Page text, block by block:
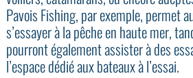
Pavois Fishing, par exemple, permet
s’essayer à la pêche en haute mer,
pourront également assister à des
l’espace dédié aux bateaux à l’essai.